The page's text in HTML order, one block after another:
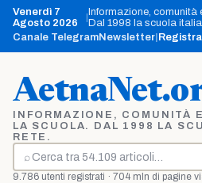
Vai
contenuto
Venerdì 7
Agosto 2026
Informazione,
Dal 1998 la scuola
Canale TelegramNewsletter
INFORMAZIONE, COMUNITÀ
LA SCUOLA. DAL 1998 LA
RETE.
⌕
Cerca
9.786 utenti registrati · 704 mln di pagine